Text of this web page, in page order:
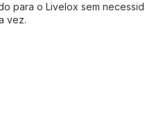
para o Livelox sem
vez.